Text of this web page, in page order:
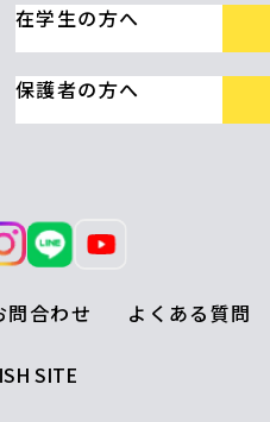
在学生の方へ
保護者の方へ
問合わせ よくある質問
SITE